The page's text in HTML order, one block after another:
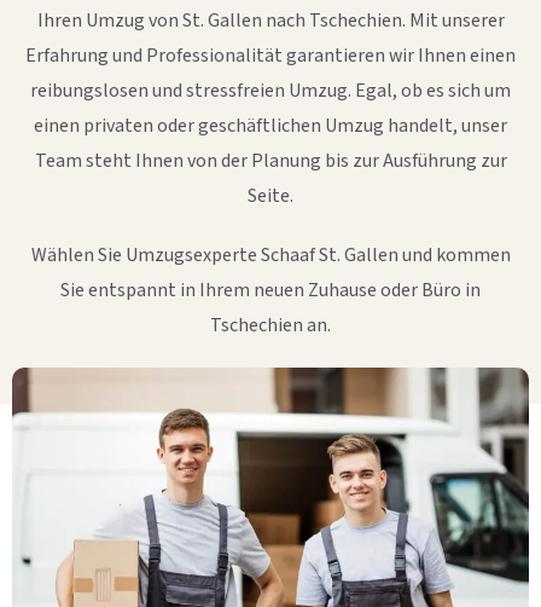
Ihren Umzug von St. Gallen nach Tschechien. Mit unserer
Erfahrung und Professionalität garantieren wir Ihnen einen
reibungslosen und stressfreien Umzug. Egal, ob es sich um
einen privaten oder geschäftlichen Umzug handelt, unser
Team steht Ihnen von der Planung bis zur Ausführung zur
Seite.
Wählen Sie Umzugsexperte Schaaf St. Gallen und kommen
Sie entspannt in Ihrem neuen Zuhause oder Büro in
Tschechien an.